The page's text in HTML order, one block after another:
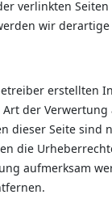
verlinkten
wir
erstellten
der
dieser Seite
die
aufmerksam